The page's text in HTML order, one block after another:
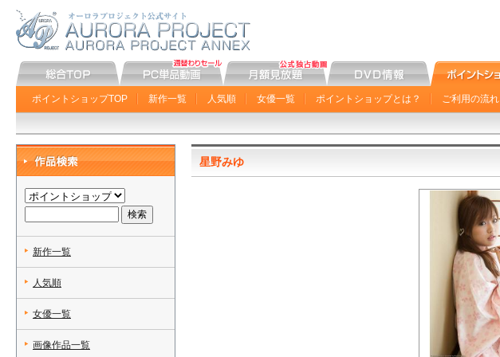
ポイントショップTOP 新作一覧 人気順 女優一覧 ポイントショップとは？ ご利用の流れ
星野みゆ
新作一覧
人気順
女優一覧
画像作品一覧